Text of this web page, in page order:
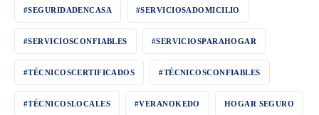
#SEGURIDADENCASA #SERVICIOSADOMICILIO
#SERVICIOSCONFIABLES #SERVICIOSPARAHOGAR
#TÉCNICOSCERTIFICADOS #TÉCNICOSCONFIABLES
#TÉCNICOSLOCALES #VERANOKEDO HOGAR SEGURO